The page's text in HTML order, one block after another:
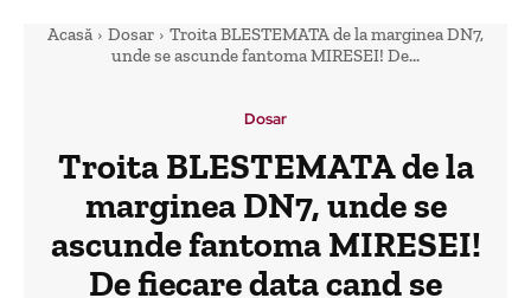
Acasă Dosar
Troita BLESTEMATA de la marginea DN7,
unde se ascunde fantoma MIRESEI! De...
Dosar
Troita BLESTEMATA de la
marginea DN7, unde se
ascunde fantoma MIRESEI!
De fiecare data cand se